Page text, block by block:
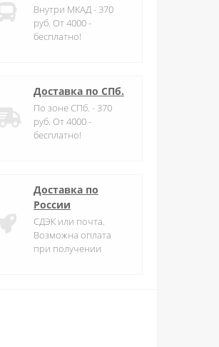
Внутри МКАД - 370
руб. От 4000 -
бесплатно!
Доставка по СПб.
По зоне СПб. - 370
руб. От 4000 -
бесплатно!
Доставка по
России
СДЭК или почта.
Возможна оплата
при получении